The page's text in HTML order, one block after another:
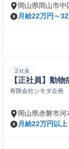
岡山県岡山市中
月給22万円～
正社員
【正社員】動
有限会社シモダ企画
岡山県赤磐市河
月給22万円以上